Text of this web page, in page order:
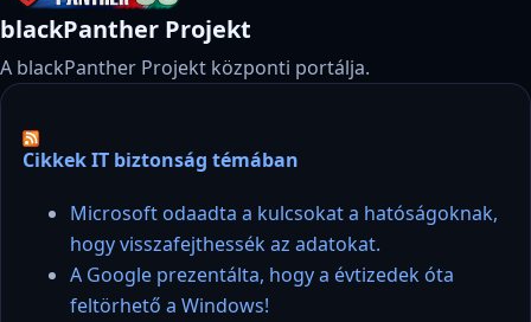
blackPanther Projekt
A blackPanther Projekt központi portálja.
Cikkek IT biztonság témában
Microsoft odaadta a kulcsokat a hatóságoknak,
hogy visszafejthessék az adatokat.
A Google prezentálta, hogy a évtizedek óta
feltörhető a Windows!